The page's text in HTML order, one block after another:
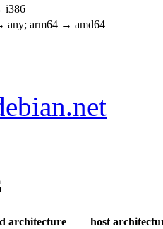
i386
any; arm64 → amd64
architecture
host